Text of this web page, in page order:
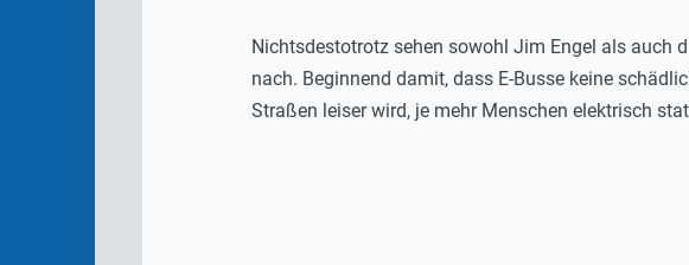
Nichtsdestotrotz sehen sowohl Jim Engel als auch
nach. Beginnend damit, dass E-Busse keine
Straßen leiser wird, je mehr Menschen elektrisch